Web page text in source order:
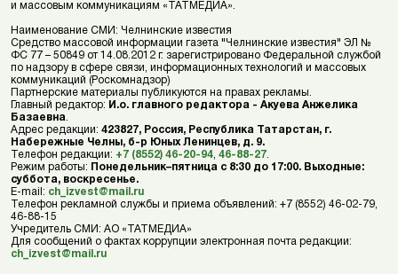
и массовым коммуникациям «ТАТМЕДИА».
Наименование СМИ: Челнинские известия
Средство массовой информации газета "Челнинские известия" ЭЛ №
ФС 77 – 50849 от 14.08.2012 г. зарегистрировано Федеральной службой
по надзору в сфере связи, информационных технологий и массовых
коммуникаций (Роскомнадзор)
Партнерские материалы публикуются на правах рекламы.
Главный редактор: И.о. главного редактора - Акуева Анжелика
Базаевна.
Адрес редакции: 423827, Россия, Республика Татарстан, г.
Набережные Челны, б-р Юных Ленинцев, д. 9.
Телефон редакции: +7 (8552) 46-20-94, 46-88-27.
Режим работы: Понедельник–пятница с 8:30 до 17:00. Выходные:
суббота, воскресенье.
E-mail: ch_izvest@mail.ru
Телефон рекламной службы и приема объявлений: +7 (8552) 46-02-79,
46-88-15
Учредитель СМИ: АО «ТАТМЕДИА»
Для сообщений о фактах коррупции электронная почта редакции:
ch_izvest@mail.ru